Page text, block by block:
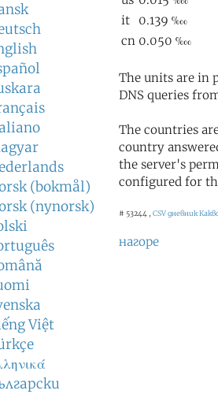
(bokmål)
(nynorsk)
Việt
The units are in
DNS queries
The countries
country
the server's
configured for
# 53244 , CSV дневник
нагоре